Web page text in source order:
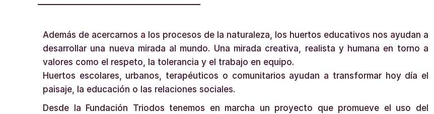
Además de acercarnos a los procesos de la naturaleza, los huertos educativos nos ayudan a
desarrollar una nueva mirada al mundo. Una mirada creativa, realista y humana en torno a
valores como el respeto, la tolerancia y el trabajo en equipo.
Huertos escolares, urbanos, terapéuticos o comunitarios ayudan a transformar hoy día el
paisaje, la educación o las relaciones sociales.
Desde la Fundación Triodos tenemos en marcha un proyecto que promueve el uso del